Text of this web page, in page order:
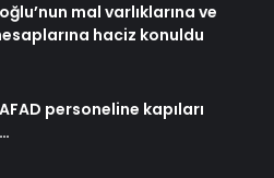
mal varlıklarına ve
haciz konuldu
personeline kapıları